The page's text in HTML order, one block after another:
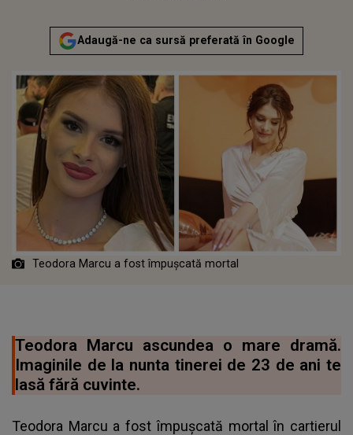
Adaugă-ne ca sursă preferată în Google
Teodora Marcu a fost împușcată mortal
Teodora Marcu ascundea o mare dramă.
Imaginile de la nunta tinerei de 23 de ani te
lasă fără cuvinte.
Teodora Marcu a fost împușcată mortal în cartierul